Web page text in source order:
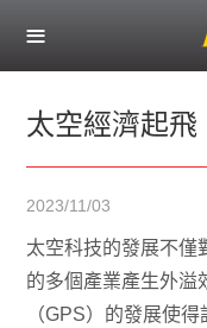
太空經濟起飛
2023/11/03
太空科技的發展不僅
的多個產業產生外溢
（GPS）的發展使